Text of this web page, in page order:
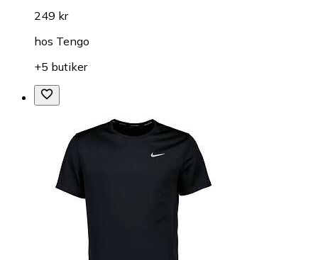
249 kr
hos Tengo
+5 butiker